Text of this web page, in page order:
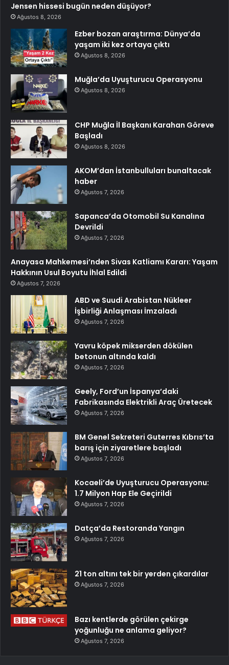
Jensen hissesi bugün neden düşüyor?
Ağustos 8, 2026
Ezber bozan araştırma: Dünya’da
yaşam iki kez ortaya çıktı
Ağustos 8, 2026
Muğla’da Uyuşturucu Operasyonu
Ağustos 8, 2026
CHP Muğla İl Başkanı Karahan Göreve
Başladı
Ağustos 8, 2026
AKOM’dan İstanbulluları bunaltacak
haber
Ağustos 7, 2026
Sapanca’da Otomobil Su Kanalına
Devrildi
Ağustos 7, 2026
Anayasa Mahkemesi’nden Sivas Katliamı Kararı: Yaşam
Hakkının Usul Boyutu İhlal Edildi
Ağustos 7, 2026
ABD ve Suudi Arabistan Nükleer
İşbirliği Anlaşması İmzaladı
Ağustos 7, 2026
Yavru köpek mikserden dökülen
betonun altında kaldı
Ağustos 7, 2026
Geely, Ford’un İspanya’daki
Fabrikasında Elektrikli Araç Üretecek
Ağustos 7, 2026
BM Genel Sekreteri Guterres Kıbrıs’ta
barış için ziyaretlere başladı
Ağustos 7, 2026
Kocaeli’de Uyuşturucu Operasyonu:
1.7 Milyon Hap Ele Geçirildi
Ağustos 7, 2026
Datça’da Restoranda Yangın
Ağustos 7, 2026
21 ton altını tek bir yerden çıkardılar
Ağustos 7, 2026
Bazı kentlerde görülen çekirge
yoğunluğu ne anlama geliyor?
Ağustos 7, 2026